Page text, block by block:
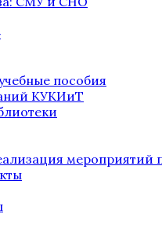
пособия
КУКИиТ